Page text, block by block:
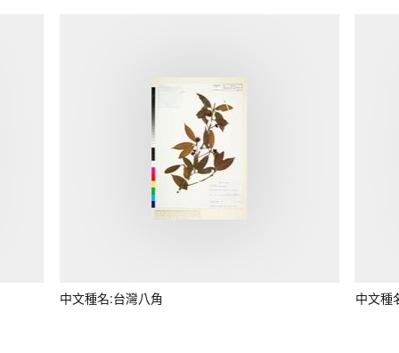
中文種名:台灣八角 中文種